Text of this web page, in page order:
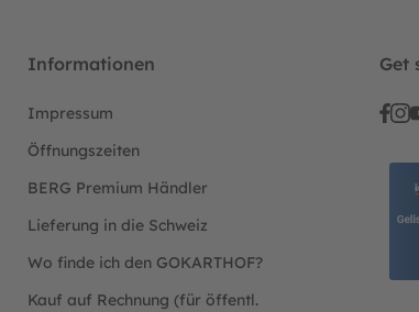
Informationen
Impressum
Öffnungszeiten
BERG Premium Händler
Lieferung in die Schweiz
Wo finde ich den GOKARTHOF?
Kauf auf Rechnung (für öffentl.
Get